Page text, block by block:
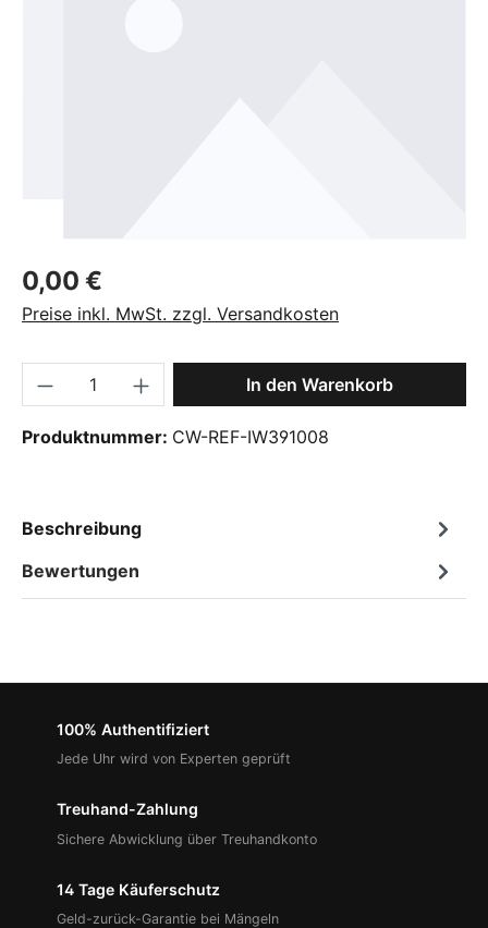
Regulärer Preis:
0,00 €
Preise inkl. MwSt. zzgl. Versandkosten
Produkt Anzahl: Gib den gewünschten
In den Warenkorb
Produktnummer: CW-REF-IW391008
Beschreibung
Bewertungen
100% Authentifiziert
Jede Uhr wird von Experten geprüft
Treuhand-Zahlung
Sichere Abwicklung über Treuhandkonto
14 Tage Käuferschutz
Geld-zurück-Garantie bei Mängeln